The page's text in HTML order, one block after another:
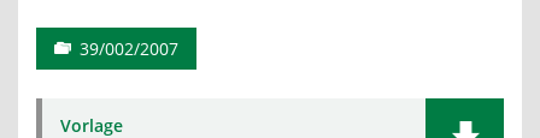
39/002/2007
Vorlage